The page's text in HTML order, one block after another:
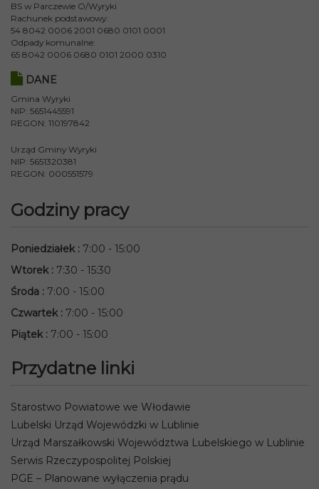
BS w Parczewie O/Wyryki
Rachunek podstawowy:
54 8042 0006 2001 0680 0101 0001
Odpady komunalne:
65 8042 0006 0680 0101 2000 0310
DANE
Gmina Wyryki
NIP: 5651445591
REGON: 110197842
Urząd Gminy Wyryki
NIP: 5651320381
REGON: 000551579
Godziny pracy
Poniedziałek: 7:00 - 15:00
Wtorek: 7:30 - 15:30
Środa : 7:00 - 15:00
Czwartek: 7:00 - 15:00
Piątek: 7:00 - 15:00
Przydatne linki
Starostwo Powiatowe we Włodawie
Lubelski Urząd Wojewódzki w Lublinie
Urząd Marszałkowski Województwa Lubelskiego w Lublinie
Serwis Rzeczypospolitej Polskiej
PGE – Planowane wyłączenia prądu